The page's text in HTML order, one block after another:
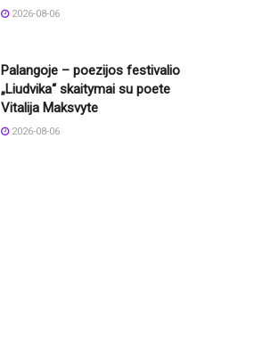
2026-08-06
Palangoje – poezijos festivalio
„Liudvika“ skaitymai su poete
Vitalija Maksvyte
2026-08-06